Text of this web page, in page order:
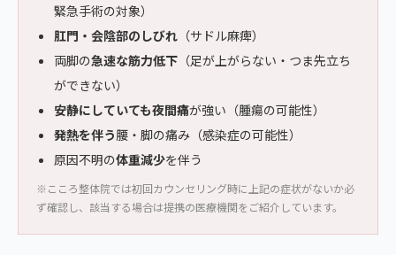
緊急手術の対象）
肛門・会陰部のしびれ （サドル麻痺）
両脚の急速な筋力低下 （足が上がらない・つま先立ち
ができない）
安静にしていても夜間痛が強い（腫瘍の可能性）
発熱を伴う腰・脚の痛み（感染症の可能性）
原因不明の体重減少を伴う
※こころ整体院では初回カウンセリング時に上記の症状がないか必
ず確認し、該当する場合は提携の医療機関をご紹介しています。